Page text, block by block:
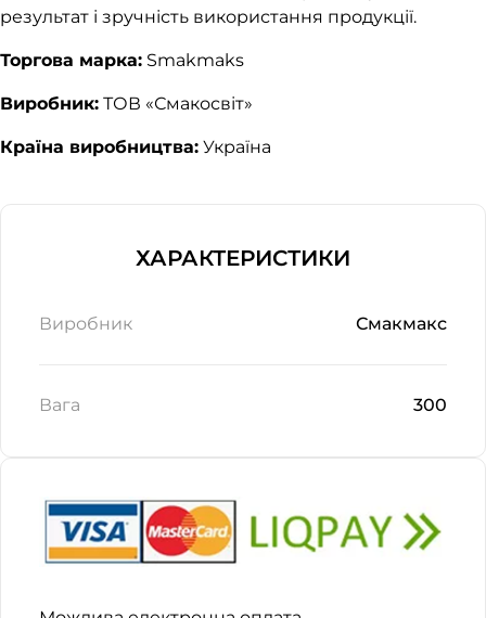
результат і зручність використання продукції.
Торгова марка: Smakmaks
Виробник: ТОВ «Смакосвіт»
Країна виробництва: Україна
ХАРАКТЕРИСТИКИ
Виробник Смакмакс
Вага 300